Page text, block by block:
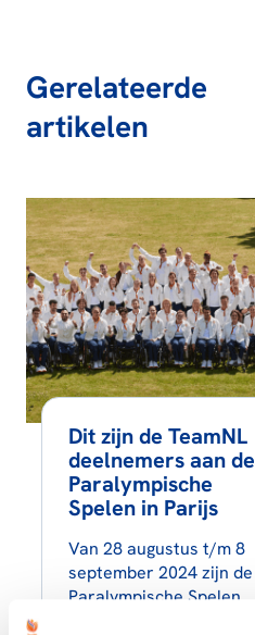
Gerelateerde
artikelen
Dit zijn de TeamNL
deelnemers aan de
Paralympische
Spelen in Parijs
Van 28 augustus t/m 8
september 2024 zijn de
Paralympische Spelen.